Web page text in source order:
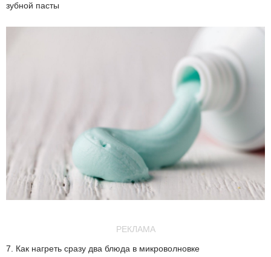
зубной пасты
РЕКЛАМА
7. Как нагреть сразу два блюда в микроволновке